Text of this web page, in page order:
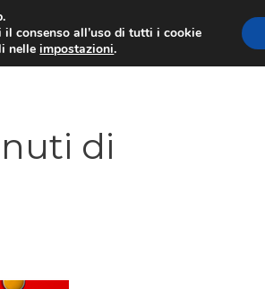
E PROMOZIONI
di
consenso all’uso di tutti i cookie
nelleimpostazioni.